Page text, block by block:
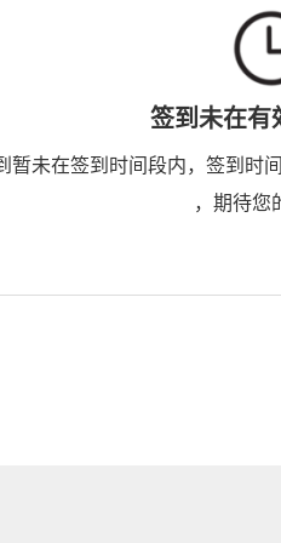
签到未在有
暂未在签到时间段内，签到时
，期待您